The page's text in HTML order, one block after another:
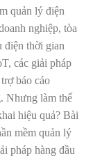
quản lý điện
nghiệp, tòa
điện thời gian
các giải pháp
báo cáo
Nhưng làm thế
hiệu quả? Bài
mềm quản lý
pháp hàng đầu